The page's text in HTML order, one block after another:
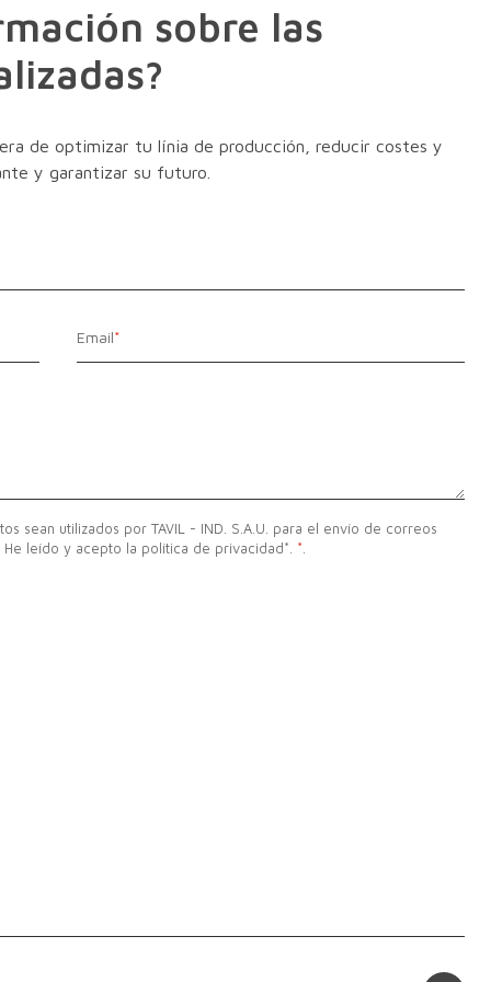
sobre las
de optimizar tu línia de producción, reducir costes y
y garantizar su futuro.
Email*
sean utilizados por TAVIL - IND. S.A.U. para el envío de correos
leído y acepto la política de privacidad*. *.